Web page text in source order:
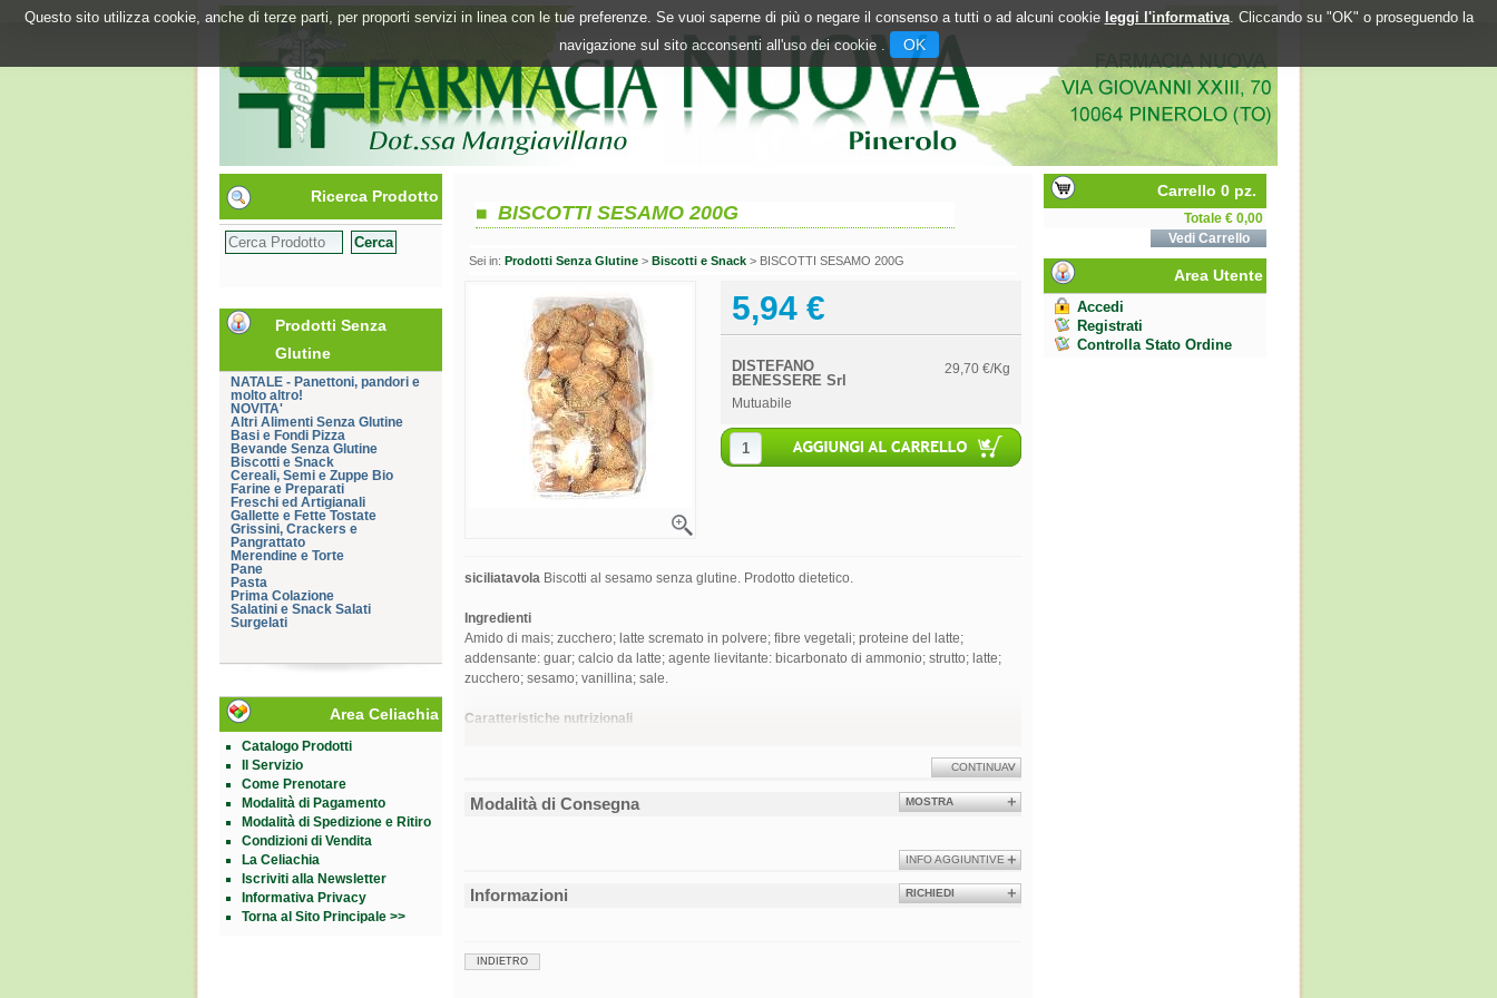
Questo sito utilizza cookie, anche di terze parti, per proporti servizi in linea con le tue preferenze. Se vuoi saperne di più o negare il consenso a tutti o ad alcuni cookie leggi l'informativa. Cliccando su "OK" o proseguendo la
navigazione sul sito acconsenti all'uso dei cookie .
OK
Ricerca Prodotto
Prodotti Senza
Glutine
NATALE - Panettoni, pandori e
molto altro!
NOVITA'
Altri Alimenti Senza Glutine
Basi e Fondi Pizza
Bevande Senza Glutine
Biscotti e Snack
Cereali, Semi e Zuppe Bio
Farine e Preparati
Freschi ed Artigianali
Gallette e Fette Tostate
Grissini, Crackers e
Pangrattato
Merendine e Torte
Pane
Pasta
Prima Colazione
Salatini e Snack Salati
Surgelati
Area Celiachia
Catalogo Prodotti
Il Servizio
Come Prenotare
Modalità di Pagamento
Modalità di Spedizione e Ritiro
Condizioni di Vendita
La Celiachia
Iscriviti alla Newsletter
Informativa Privacy
Torna al Sito Principale >>
BISCOTTI SESAMO 200G
Sei in: Prodotti Senza Glutine > Biscotti e Snack > BISCOTTI SESAMO 200G
5,94 €
DISTEFANO
BENESSERE Srl
29,70 €/Kg
Mutuabile
siciliatavola Biscotti al sesamo senza glutine. Prodotto dietetico.
Ingredienti
Amido di mais; zucchero; latte scremato in polvere; fibre vegetali; proteine del latte;
addensante: guar; calcio da latte; agente lievitante: bicarbonato di ammonio; strutto; latte;
zucchero; sesamo; vanillina; sale.
Caratteristiche nutrizionali
Grassi
25,2 g
Sodio
0,14 g
CONTINUA
Modalità di Consegna MOSTRA
INFO AGGIUNTIVE
Informazioni RICHIEDI
INDIETRO
Carrello 0 pz.
Totale € 0,00
Vedi Carrello
Area Utente
Accedi
Registrati
Controlla Stato Ordine